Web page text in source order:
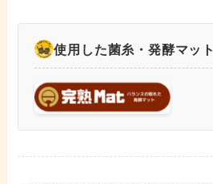
使用した菌糸・発酵マット